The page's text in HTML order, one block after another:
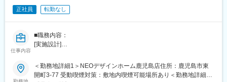
業界唯一のプライム上場企業でありJA提携という信頼性を強み
変更の範囲：会社の定める業務
土木工事業を展開している当社ですが、無借金経営を継続し、
2020年には創業50周年を迎えます。直営による業務を実施してい
そのチームワークはもちろんのこと、自分達で業務を遂行した際
には大きな達成感が得られます。また、できる限り外注先を使わ
変更の範囲：会社の定める業務
正社員 転勤なし
仕事内容
■職務内容：
[実施設計]
実施設計をします。
■当社特徴：
＜勤務地詳細1＞NEOデザインホーム鹿児島店住所：鹿児島市東
開町3-77 受動喫煙対策：敷地内喫煙可能場所あり＜勤務地詳細2